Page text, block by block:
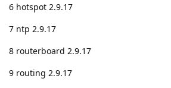
6 hotspot 2.9.17
7 ntp 2.9.17
8 routerboard 2.9.17
9 routing 2.9.17